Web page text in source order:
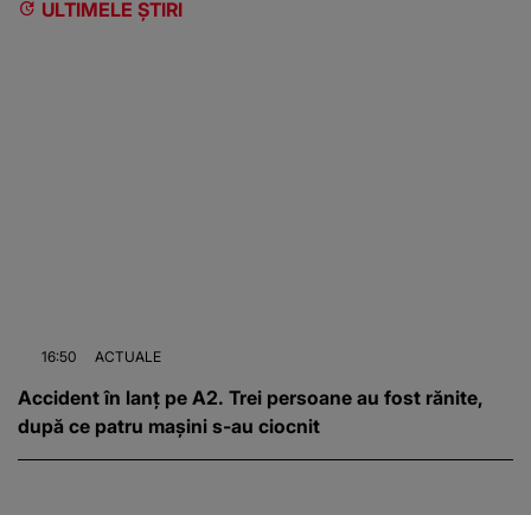
ULTIMELE ȘTIRI
16:50 ACTUALE
Accident în lanț pe A2. Trei persoane au fost rănite,
după ce patru mașini s-au ciocnit